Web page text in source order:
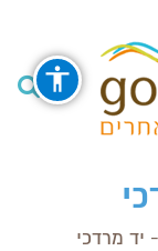
יד מרדכי